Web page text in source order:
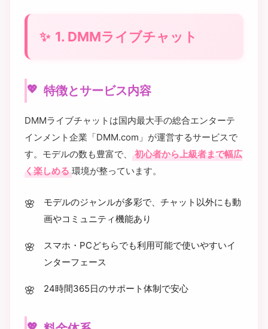
1. DMMライブチャット
特徴とサービス内容
DMMライブチャットは国内最大手の総合エンターテ
インメント企業「DMM.com」が運営するサービスで
す。モデルの数も豊富で、
初心者から上級者まで幅広
く楽しめる 環境が整っています。
モデルのジャンルが多彩で、チャット以外にも動
画やコミュニティ機能あり
スマホ・PCどちらでも利用可能で使いやすいイ
ンターフェース
24時間365日のサポート体制で安心